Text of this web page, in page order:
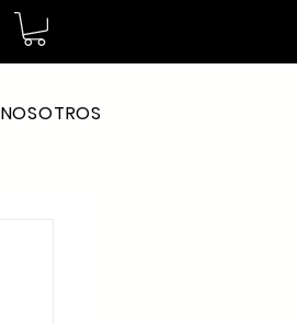
NOSOTROS